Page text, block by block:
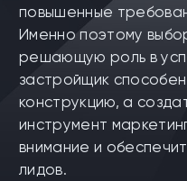
повышенные
Именно поэтому
решающую роль в
застройщик
конструкцию, а
инструмент
внимание и
лидов.